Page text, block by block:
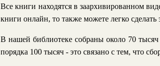
Все книги находятся в заархивированном
книги онлайн, то также можете легко
В нашей библиотеке собраны около 70
порядка 100 тысяч - это связано с тем, что